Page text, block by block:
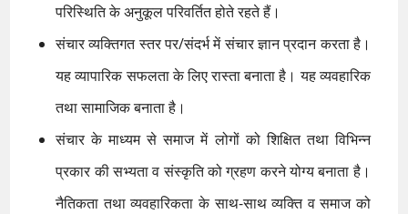
परिस्थिति के अनुकूल परिवर्तित होते रहते हैं।
संचार व्यक्तिगत स्तर पर/संदर्भ में संचार ज्ञान प्रदान करता है।
यह व्यापारिक सफलता के लिए रास्ता बनाता है। यह व्यवहारिक
तथा सामाजिक बनाता है।
संचार के माध्यम से समाज में लोगों को शिक्षित तथा विभिन्न
प्रकार की सभ्यता व संस्कृति को ग्रहण करने योग्य बनाता है।
नैतिकता तथा व्यवहारिकता के साथ-साथ व्यक्ति व समाज को